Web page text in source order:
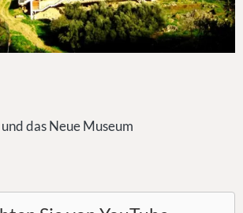
das Neue Museum